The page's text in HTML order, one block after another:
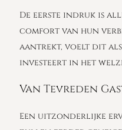
De eerste indruk is
comfort van hun
aantrekt, voelt dit als
investeert in het
Van Tevreden
Een uitzonderlijke